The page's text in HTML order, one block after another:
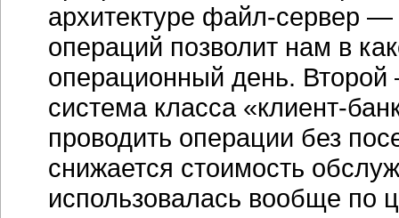
архитектуре файл-сервер —
операций позволит нам в
операционный день.
система класса «клиент-
проводить операции без
снижается стоимость
использовалась вообще по